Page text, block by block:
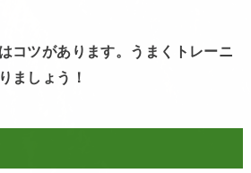
コツがあります。うまくトレーニ
ましょう！